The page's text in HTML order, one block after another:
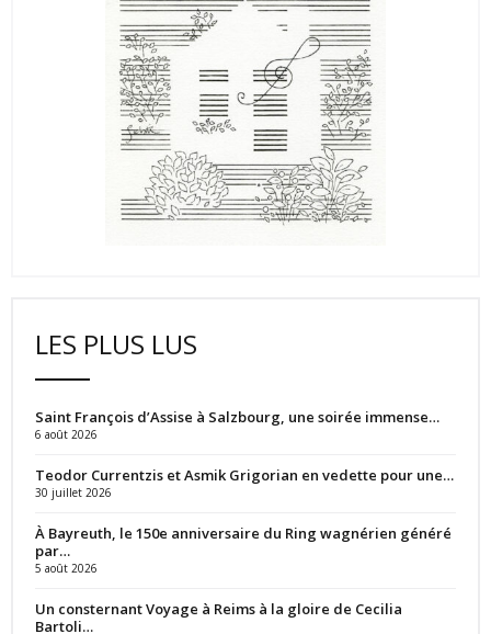
LES PLUS LUS
Saint François d’Assise à Salzbourg, une soirée immense…
6 août 2026
Teodor Currentzis et Asmik Grigorian en vedette pour une…
30 juillet 2026
À Bayreuth, le 150e anniversaire du Ring wagnérien généré
par…
5 août 2026
Un consternant Voyage à Reims à la gloire de Cecilia
Bartoli…